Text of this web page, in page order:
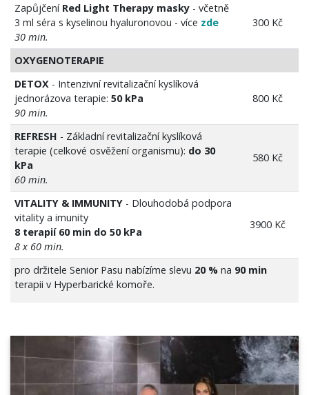
Zapůjčení Red Light Therapy masky - včetně
3 ml séra s kyselinou hyaluronovou - více zde
30 min.
300 Kč
OXYGENOTERAPIE
DETOX - Intenzivní revitalizační kyslíková
jednorázova terapie:50 kPa
90 min.
800 Kč
REFRESH - Základní revitalizační kyslíková
terapie (celkové osvěžení organismu): do 30
kPa
60 min.
580 Kč
VITALITY & IMMUNITY - Dlouhodobá podpora
vitality a imunity
8 terapií 60 min do 50 kPa
8 x 60 min.
3900 Kč
pro držitele Senior Pasu nabízíme slevu 20 % na 90 min
terapii v Hyperbarické komoře.